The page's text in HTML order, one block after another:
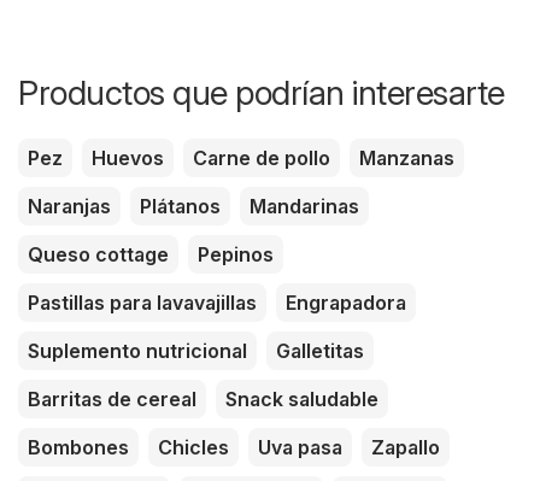
Productos que podrían interesarte
Pez Huevos Carne de pollo
Manzanas
Naranjas
Plátanos
Mandarinas
Queso cottage
Pepinos
Pastillas para lavavajillas
Engrapadora
Suplemento nutricional
Galletitas
Barritas de cereal
Snack saludable
Bombones
Chicles Uva pasa
Zapallo